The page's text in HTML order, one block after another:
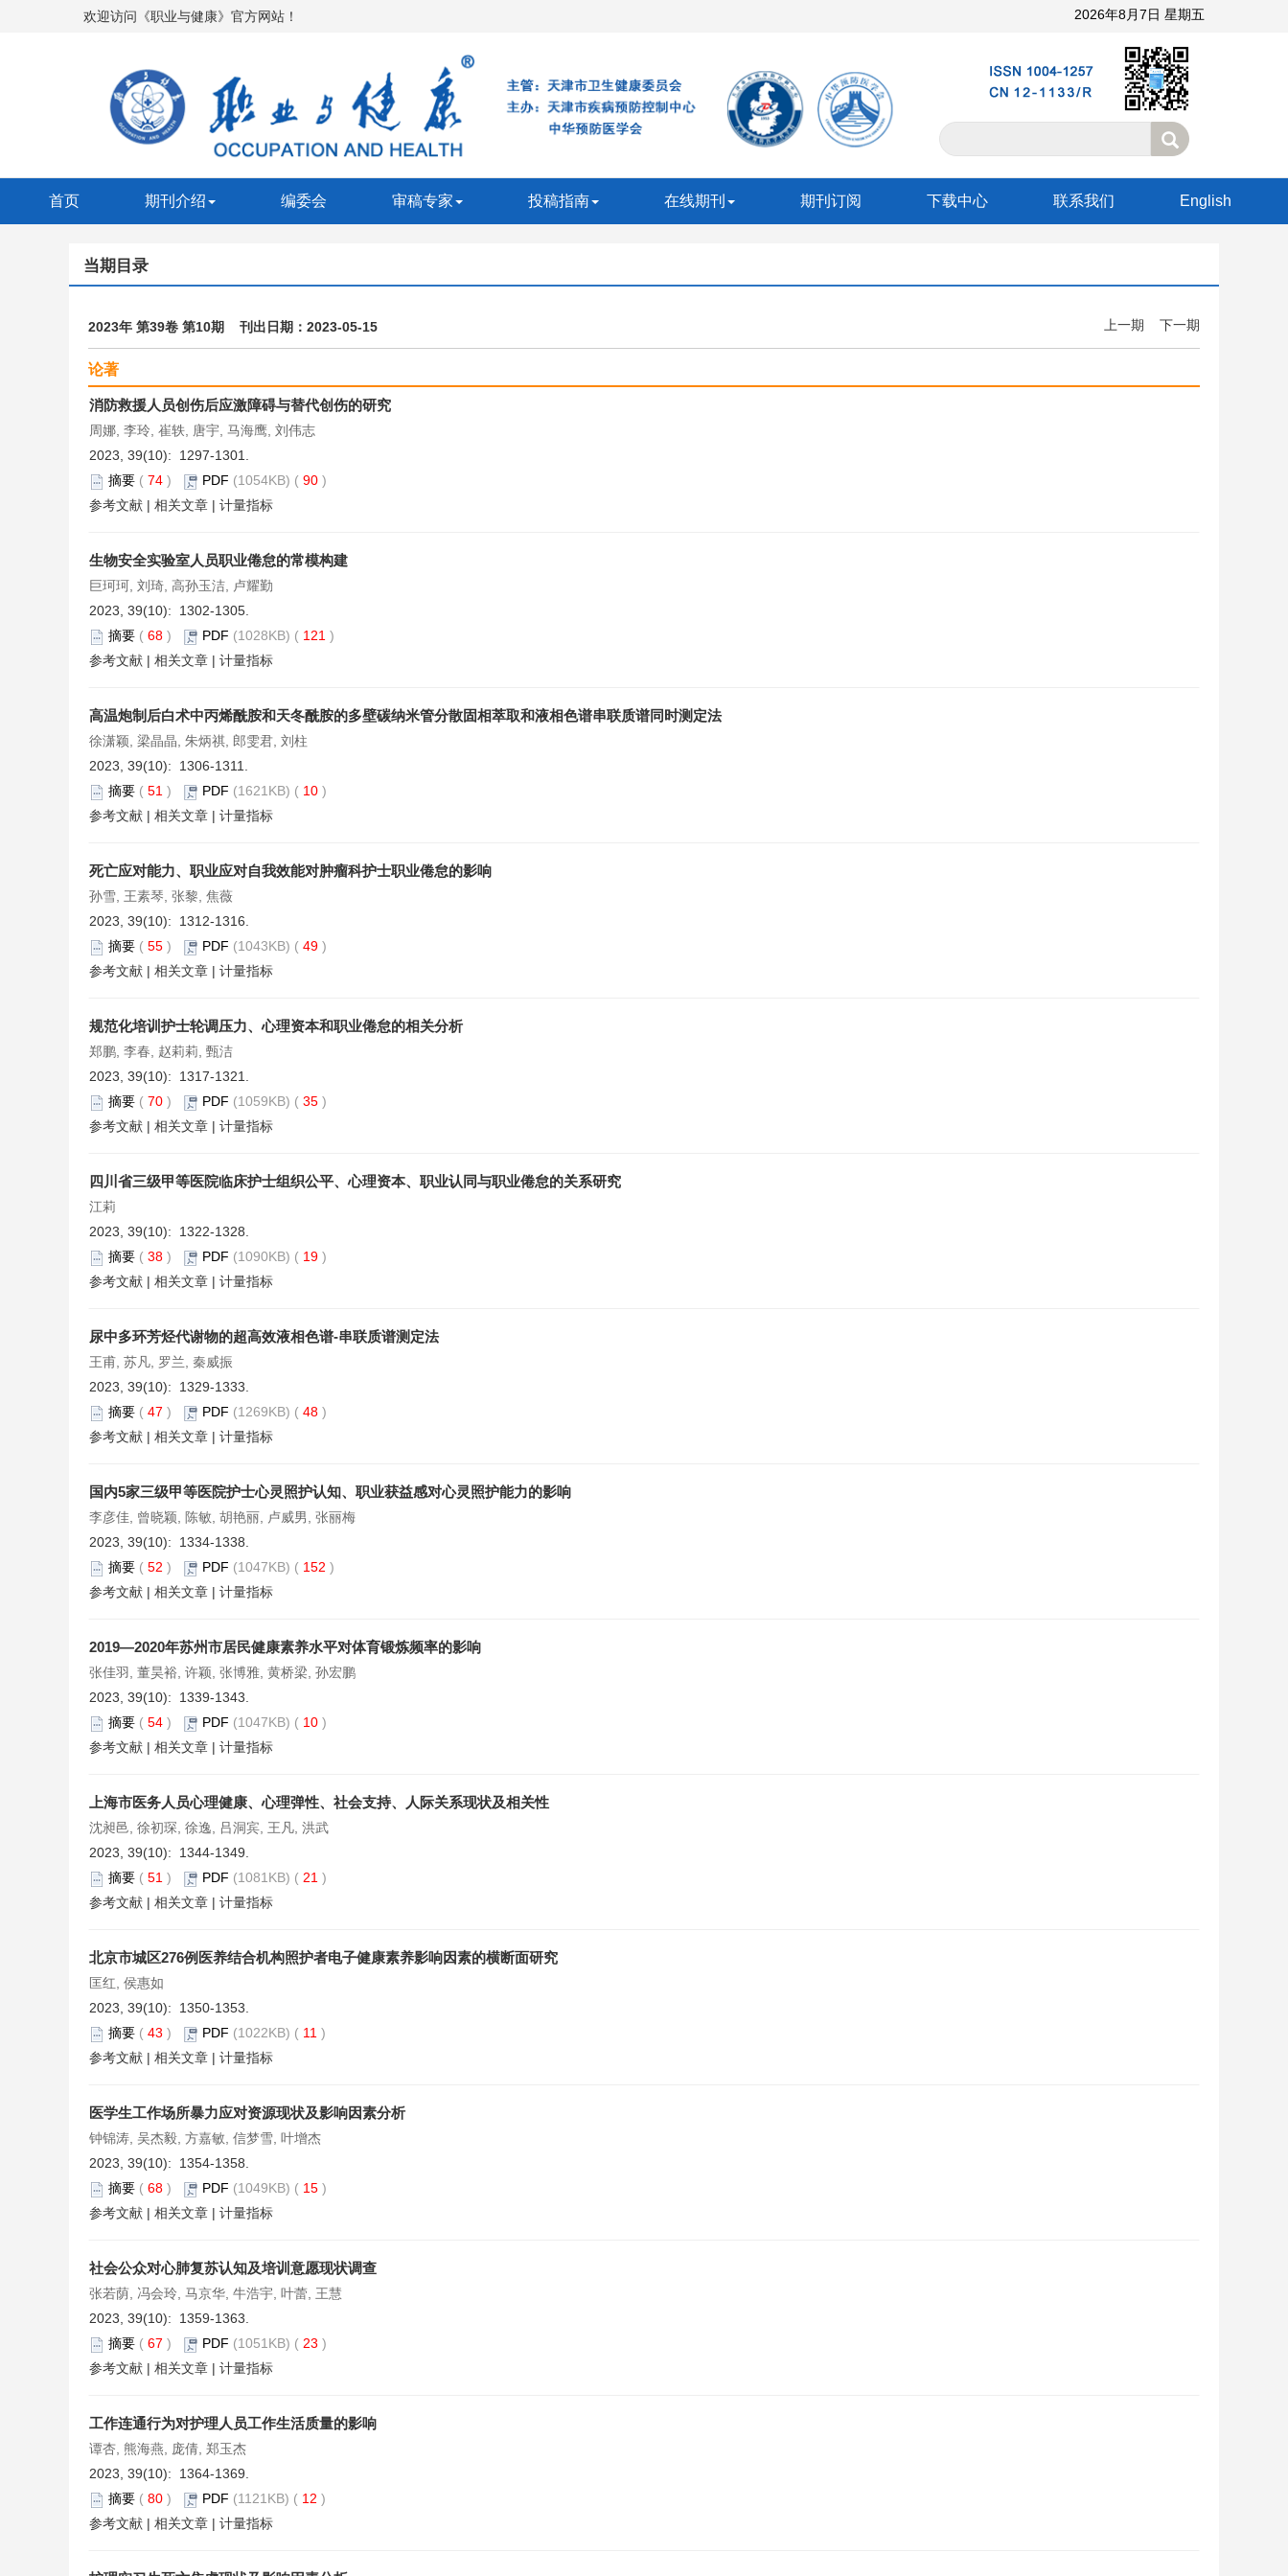
欢迎访问《职业与健康》官方网站！ 2026年8月7日 星期五
首页 期刊介绍 编委会 审稿专家 投稿指南 在线期刊 期刊订阅 下载中心 联系我们 English
当期目录
2023年 第39卷 第10期 刊出日期：2023-05-15 上一期 下一期
论著
消防救援人员创伤后应激障碍与替代创伤的研究
周娜, 李玲, 崔轶, 唐宇, 马海鹰, 刘伟志
2023, 39(10): 1297-1301.
摘要 ( 74 ) PDF (1054KB) ( 90 )
参考文献 | 相关文章 | 计量指标
生物安全实验室人员职业倦怠的常模构建
巨珂珂, 刘琦, 高孙玉洁, 卢耀勤
2023, 39(10): 1302-1305.
摘要 ( 68 ) PDF (1028KB) ( 121 )
参考文献 | 相关文章 | 计量指标
高温炮制后白术中丙烯酰胺和天冬酰胺的多壁碳纳米管分散固相萃取和液相色谱串联质谱同时测定法
徐潇颖, 梁晶晶, 朱炳祺, 郎雯君, 刘柱
2023, 39(10): 1306-1311.
摘要 ( 51 ) PDF (1621KB) ( 10 )
参考文献 | 相关文章 | 计量指标
死亡应对能力、职业应对自我效能对肿瘤科护士职业倦怠的影响
孙雪, 王素琴, 张黎, 焦薇
2023, 39(10): 1312-1316.
摘要 ( 55 ) PDF (1043KB) ( 49 )
参考文献 | 相关文章 | 计量指标
规范化培训护士轮调压力、心理资本和职业倦怠的相关分析
郑鹏, 李春, 赵莉莉, 甄洁
2023, 39(10): 1317-1321.
摘要 ( 70 ) PDF (1059KB) ( 35 )
参考文献 | 相关文章 | 计量指标
四川省三级甲等医院临床护士组织公平、心理资本、职业认同与职业倦怠的关系研究
江莉
2023, 39(10): 1322-1328.
摘要 ( 38 ) PDF (1090KB) ( 19 )
参考文献 | 相关文章 | 计量指标
尿中多环芳烃代谢物的超高效液相色谱-串联质谱测定法
王甫, 苏凡, 罗兰, 秦威振
2023, 39(10): 1329-1333.
摘要 ( 47 ) PDF (1269KB) ( 48 )
参考文献 | 相关文章 | 计量指标
国内5家三级甲等医院护士心灵照护认知、职业获益感对心灵照护能力的影响
李彦佳, 曾晓颖, 陈敏, 胡艳丽, 卢威男, 张丽梅
2023, 39(10): 1334-1338.
摘要 ( 52 ) PDF (1047KB) ( 152 )
参考文献 | 相关文章 | 计量指标
2019—2020年苏州市居民健康素养水平对体育锻炼频率的影响
张佳羽, 董昊裕, 许颖, 张博雅, 黄桥梁, 孙宏鹏
2023, 39(10): 1339-1343.
摘要 ( 54 ) PDF (1047KB) ( 10 )
参考文献 | 相关文章 | 计量指标
上海市医务人员心理健康、心理弹性、社会支持、人际关系现状及相关性
沈昶邑, 徐初琛, 徐逸, 吕洞宾, 王凡, 洪武
2023, 39(10): 1344-1349.
摘要 ( 51 ) PDF (1081KB) ( 21 )
参考文献 | 相关文章 | 计量指标
北京市城区276例医养结合机构照护者电子健康素养影响因素的横断面研究
匡红, 侯惠如
2023, 39(10): 1350-1353.
摘要 ( 43 ) PDF (1022KB) ( 11 )
参考文献 | 相关文章 | 计量指标
医学生工作场所暴力应对资源现状及影响因素分析
钟锦涛, 吴杰毅, 方嘉敏, 信梦雪, 叶增杰
2023, 39(10): 1354-1358.
摘要 ( 68 ) PDF (1049KB) ( 15 )
参考文献 | 相关文章 | 计量指标
社会公众对心肺复苏认知及培训意愿现状调查
张若荫, 冯会玲, 马京华, 牛浩宇, 叶蕾, 王慧
2023, 39(10): 1359-1363.
摘要 ( 67 ) PDF (1051KB) ( 23 )
参考文献 | 相关文章 | 计量指标
工作连通行为对护理人员工作生活质量的影响
谭杏, 熊海燕, 庞倩, 郑玉杰
2023, 39(10): 1364-1369.
摘要 ( 80 ) PDF (1121KB) ( 12 )
参考文献 | 相关文章 | 计量指标